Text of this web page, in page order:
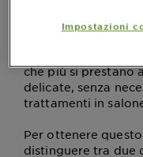
Chi ha capelli
spesso desidera
colore più
che più si prestano
delicate, senza
trattamenti in
Per ottenere
distinguere tra due
Impostazioni